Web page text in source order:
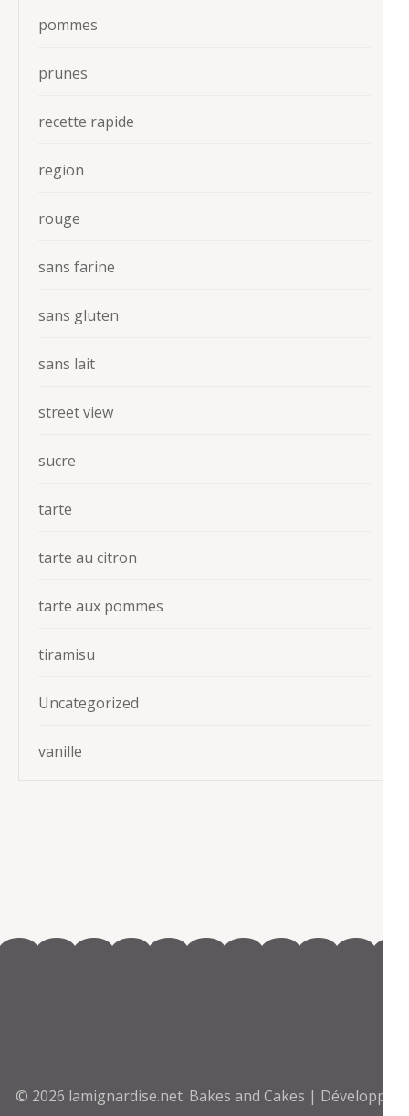
pommes
prunes
recette rapide
region
rouge
sans farine
sans gluten
sans lait
street view
sucre
tarte
tarte au citron
tarte aux pommes
tiramisu
Uncategorized
vanille
© 2026 lamignardise.net. Bakes and Cakes | Développé